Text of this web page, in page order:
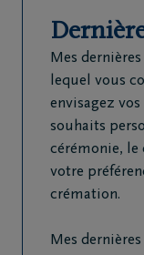
Mes
lequel vous
envisagez
souhaits
cérémonie, le
votre
crémation.
Mes